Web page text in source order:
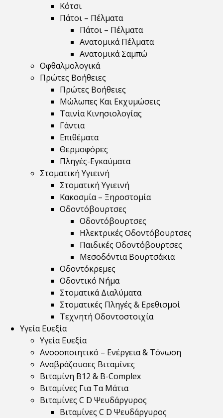
Κότσι
Πάτοι – Πέλματα
Πάτοι – Πέλματα
Ανατομικά Πέλματα
Ανατομικά Σαμπώ
Οφθαλμολογικά
Πρώτες Βοήθειες
Πρώτες Βοήθειες
Μώλωπες Και Εκχυμώσεις
Ταινία Κινησιολογίας
Γάντια
Επιθέματα
Θερμοφόρες
Πληγές-Εγκαύματα
Στοματική Υγιεινή
Στοματική Υγιεινή
Κακοσμία – Ξηροστομία
Οδοντόβουρτσες
Οδοντόβουρτσες
Ηλεκτρικές Οδοντόβουρτσες
Παιδικές Οδοντόβουρτσες
Μεσοδόντια Βουρτσάκια
Οδοντόκρεμες
Οδοντικό Νήμα
Στοματικά Διαλύματα
Στοματικές Πληγές & Ερεθισμοί
Τεχνητή Οδοντοστοιχία
Υγεία Ευεξία
Υγεία Ευεξία
Ανοσοποιητικό – Ενέργεια & Τόνωση
Αναβράζουσες Βιταμίνες
Βιταμίνη B12 & Β-Complex
Βιταμίνες Για Τα Μάτια
Βιταμίνες C D Ψευδάργυρος
Βιταμίνες C D Ψευδάργυρος